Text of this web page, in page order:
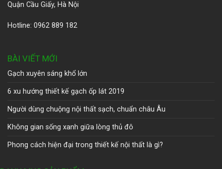
Quận Cầu Giấy, Hà Nội
Hotline: 0962 889 182
BÀI VIẾT MỚI
Gạch xuyên sáng khổ lớn
6 xu hướng thiết kế gạch ốp lát 2019
Người dùng chuộng nội thất sạch, chuẩn châu Âu
Không gian sống xanh giữa lòng thủ đô
Phong cách hiện đại trong thiết kế nội thất là gì?